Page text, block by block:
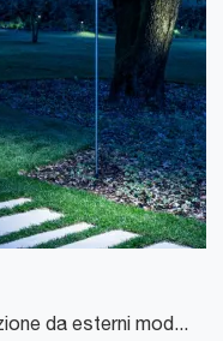
Clicca e scopri di più sull'Illuminazione da esterni moderna di Davide Groppi: il modello Bubka in metallo ti attende!